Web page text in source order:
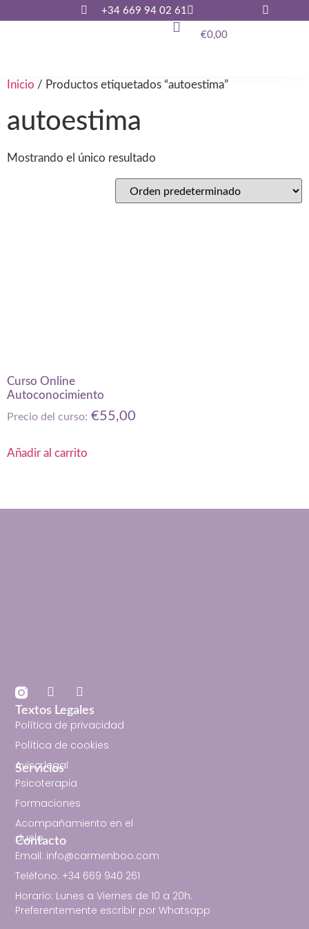
+34 669 94 02 61
€0,00
Inicio / Productos etiquetados “autoestima”
autoestima
Mostrando el único resultado
Curso Online
Autoconocimiento
Precio del curso: €55,00
Añadir al carrito
Servicios
Psicoterapia
Formaciones
Acompañamiento en el
duelo
Textos Legales
Política de privacidad
Política de cookies
Aviso legal
Contacto
Email: info@carmenboo.com
Teléfono: +34 669 940 261
Horario: Lunes a Viernes de 10 a 20h.
Preferentemente escribir por Whatsapp